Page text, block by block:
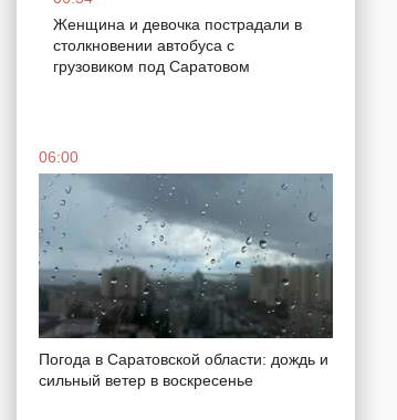
Женщина и девочка пострадали в
столкновении автобуса с
грузовиком под Саратовом
06:00
Погода в Саратовской области: дождь и
сильный ветер в воскресенье